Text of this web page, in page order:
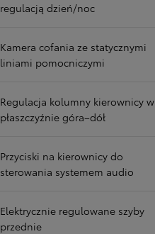
regulacją dzień/noc
Kamera cofania ze statycznymi
liniami pomocniczymi
Regulacja kolumny kierownicy w
płaszczyźnie góra–dół
Przyciski na kierownicy do
sterowania systemem audio
Elektrycznie regulowane szyby
przednie